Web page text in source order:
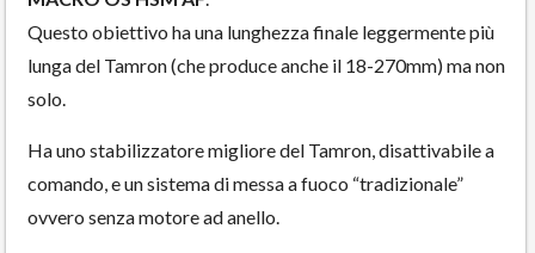
Questo obiettivo ha una lunghezza finale leggermente più
lunga del Tamron (che produce anche il 18-270mm) ma non
solo.
Ha uno stabilizzatore migliore del Tamron, disattivabile a
comando, e un sistema di messa a fuoco “tradizionale”
ovvero senza motore ad anello.